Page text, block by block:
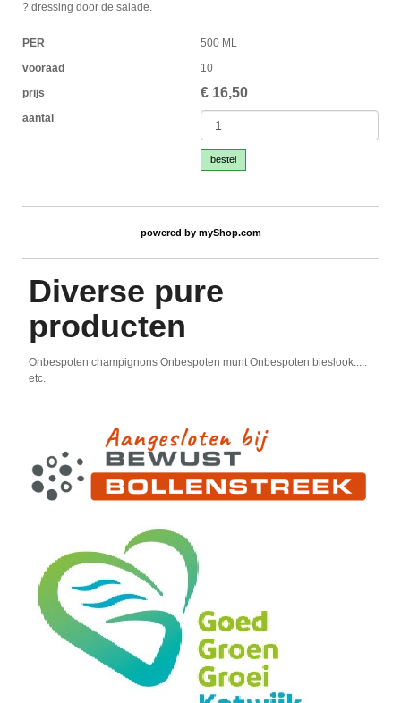
? dressing door de salade.
PER
500 ML
vooraad
10
prijs
€ 16,50
aantal
bestel
powered by myShop.com
Diverse pure
producten
Onbespoten champignons Onbespoten munt Onbespoten bieslook.....
etc.